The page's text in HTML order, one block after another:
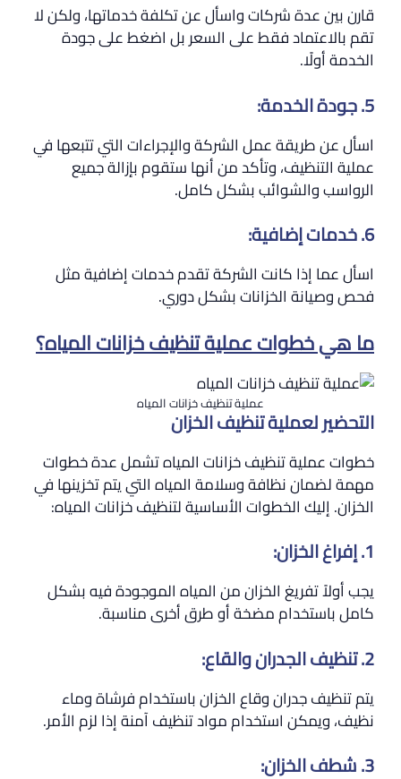
قارن بين عدة شركات واسأل عن تكلفة خدماتها، ولكن لا
تقم بالاعتماد فقط على السعر بل اضغط على جودة
الخدمة أولًا.
5. جودة الخدمة:
اسأل عن طريقة عمل الشركة والإجراءات التي تتبعها في
عملية التنظيف، وتأكد من أنها ستقوم بإزالة جميع
الرواسب والشوائب بشكل كامل.
6. خدمات إضافية:
اسأل عما إذا كانت الشركة تقدم خدمات إضافية مثل
فحص وصيانة الخزانات بشكل دوري.
ما هي خطوات عملية تنظيف خزانات المياه؟
عملية تنظيف خزانات المياه
التحضير لعملية تنظيف الخزان
خطوات عملية تنظيف خزانات المياه تشمل عدة خطوات
مهمة لضمان نظافة وسلامة المياه التي يتم تخزينها في
الخزان. إليك الخطوات الأساسية لتنظيف خزانات المياه:
1. إفراغ الخزان:
يجب أولاً تفريغ الخزان من المياه الموجودة فيه بشكل
كامل باستخدام مضخة أو طرق أخرى مناسبة.
2. تنظيف الجدران والقاع:
يتم تنظيف جدران وقاع الخزان باستخدام فرشاة وماء
نظيف، ويمكن استخدام مواد تنظيف آمنة إذا لزم الأمر.
3. شطف الخزان: